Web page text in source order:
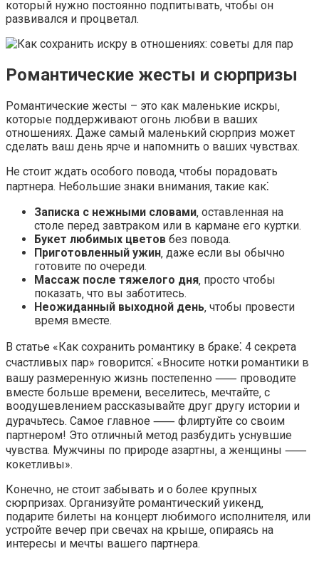
который нужно постоянно подпитывать‚ чтобы он
развивался и процветал.​
Романтические жесты и сюрпризы
Романтические жесты – это как маленькие искры‚
которые поддерживают огонь любви в ваших
отношениях.​ Даже самый маленький сюрприз может
сделать ваш день ярче и напомнить о ваших чувствах.​
Не стоит ждать особого повода‚ чтобы порадовать
партнера.​ Небольшие знаки внимания‚ такие как⁚
Записка с нежными словами‚ оставленная на
столе перед завтраком или в кармане его куртки.​
Букет любимых цветов без повода.​
Приготовленный ужин‚ даже если вы обычно
готовите по очереди.​
Массаж после тяжелого дня‚ просто чтобы
показать‚ что вы заботитесь.​
Неожиданный выходной день‚ чтобы провести
время вместе.​
В статье «Как сохранить романтику в браке⁚ 4 секрета
счастливых пар» говорится⁚ «Вносите нотки романтики в
вашу размеренную жизнь постепенно ⸺ проводите
вместе больше времени‚ веселитесь‚ мечтайте‚ с
воодушевлением рассказывайте друг другу истории и
дурачьтесь.​ Самое главное ⸺ флиртуйте со своим
партнером!​ Это отличный метод разбудить уснувшие
чувства. Мужчины по природе азартны‚ а женщины ⸺
кокетливы».​
Конечно‚ не стоит забывать и о более крупных
сюрпризах.​ Организуйте романтический уикенд‚
подарите билеты на концерт любимого исполнителя‚ или
устройте вечер при свечах на крыше‚ опираясь на
интересы и мечты вашего партнера.​